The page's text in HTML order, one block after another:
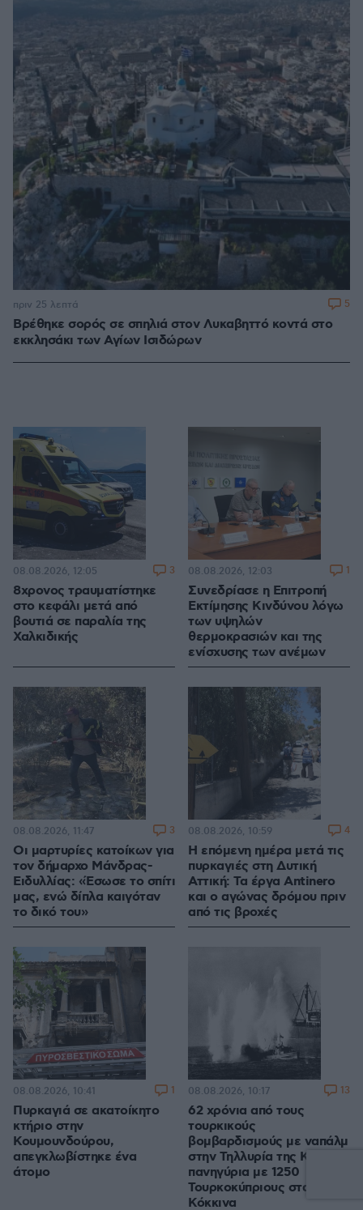
Βρέθηκε σορός σε σπηλιά στον Λυκαβηττό κοντά στο
εκκλησάκι των Αγίων Ισιδώρων
πριν 25 λεπτά 5
8χρονος τραυματίστηκε
στο κεφάλι μετά από
βουτιά σε παραλία της
Χαλκιδικής
08.08.2026, 12:05 3
Συνεδρίασε η Επιτροπή
Εκτίμησης Κινδύνου λόγω
των υψηλών
θερμοκρασιών και της
ενίσχυσης των ανέμων
08.08.2026, 12:03 1
Οι μαρτυρίες κατοίκων για
τον δήμαρχο Μάνδρας-
Ειδυλλίας: «Έσωσε το σπίτι
μας, ενώ δίπλα καιγόταν
το δικό του»
08.08.2026, 11:47 3
Η επόμενη ημέρα μετά τις
πυρκαγιές στη Δυτική
Αττική: Τα έργα Antinero
και ο αγώνας δρόμου πριν
από τις βροχές
08.08.2026, 10:59 4
Πυρκαγιά σε ακατοίκητο
κτήριο στην
Κουμουνδούρου,
απεγκλωβίστηκε ένα
άτομο
08.08.2026, 10:41 1
62 χρόνια από τους
τουρκικούς
βομβαρδισμούς με ναπάλμ
στην Τηλλυρία της Κύπρου,
πανηγύρια με 1250
Τουρκοκύπριους στα
Κόκκινα
08.08.2026, 10:17 13